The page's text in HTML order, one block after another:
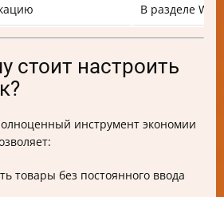
В разделе
стоит настроить
инструмент экономии
товары без постоянного ввода